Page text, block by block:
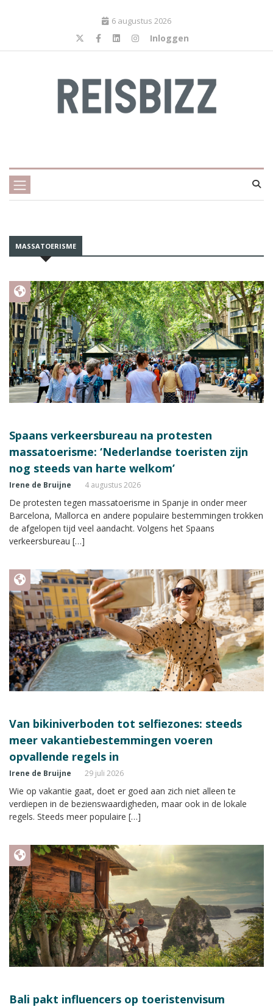
6 augustus 2026
Inloggen
MASSATOERISME
Spaans verkeersbureau na protesten
massatoerisme: ‘Nederlandse toeristen zijn
nog steeds van harte welkom’
Irene de Bruijne 4 augustus 2026
De protesten tegen massatoerisme in Spanje in onder meer
Barcelona, Mallorca en andere populaire bestemmingen trokken
de afgelopen tijd veel aandacht. Volgens het Spaans
verkeersbureau […]
Van bikiniverboden tot selfiezones: steeds
meer vakantiebestemmingen voeren
opvallende regels in
Irene de Bruijne 29 juli 2026
Wie op vakantie gaat, doet er goed aan zich niet alleen te
verdiepen in de bezienswaardigheden, maar ook in de lokale
regels. Steeds meer populaire […]
Bali pakt influencers op toeristenvisum